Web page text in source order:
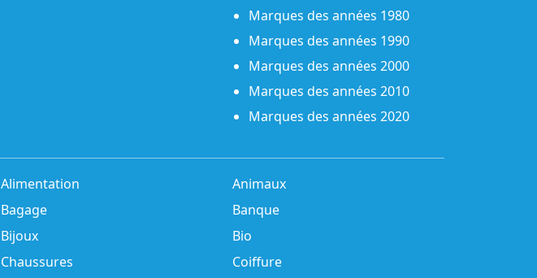
Marques des années 1980
Marques des années 1990
Marques des années 2000
Marques des années 2010
Marques des années 2020
Alimentation
Animaux
Bagage
Banque
Bijoux
Bio
Chaussures
Coiffure